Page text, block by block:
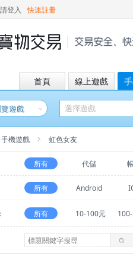
請登入 快速註冊
首頁 線上遊戲
遊戲
手機遊戲 虹色女友
所有 代儲
所有 Android
所有 10-100元